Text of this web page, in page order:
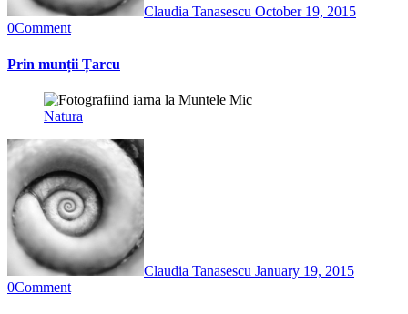
Claudia Tanasescu October 19, 2015
0Comment
Prin munții Țarcu
Natura
Claudia Tanasescu January 19, 2015
0Comment